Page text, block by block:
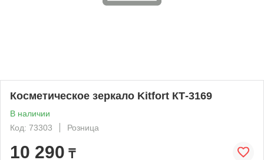
Косметическое зеркало Kitfort КТ-3169
В наличии
Код: 73303
Розница
10 290 ₸